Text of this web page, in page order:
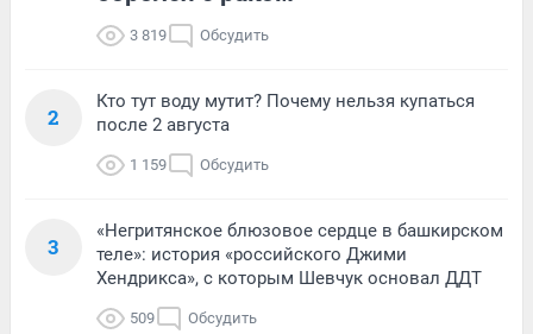
3 819 Обсудить
2
Кто тут воду мутит? Почему нельзя купаться
после 2 августа
1 159 Обсудить
3
«Негритянское блюзовое сердце в башкирском
теле»: история «российского Джими
Хендрикса», с которым Шевчук основал ДДТ
509 Обсудить